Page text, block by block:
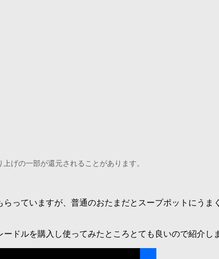
げの一部が還元されることがあります。
っていますが、普通のおたまだとスープポットにう
ドルを購入し使ってみたところとても良いので紹介し